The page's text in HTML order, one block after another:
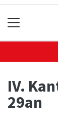
IV.
29an